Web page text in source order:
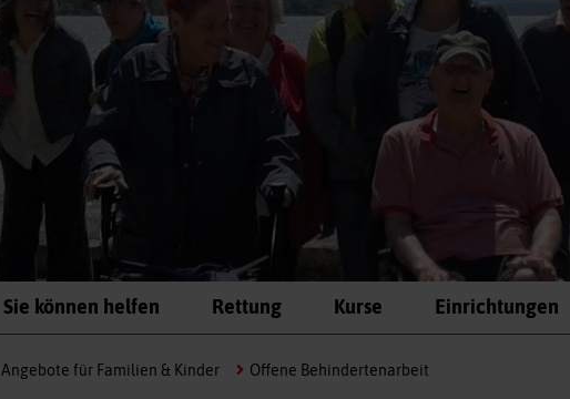
Sie können helfen Rettung Kurse Einrichtungen
Angebote für Familien & Kinder Offene Behindertenarbeit